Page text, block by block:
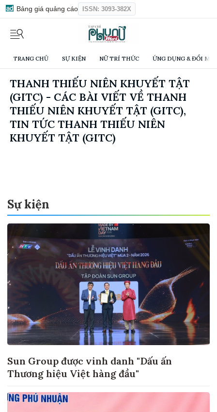
Bảng giá quảng cáo ISSN: 3093-382X
TRANG CHỦ SỰ KIỆN NỮ TRÍ THỨC ỨNG DỤNG & ĐỔI
THANH THIẾU NIÊN KHUYẾT TẬT
(GITC) - CÁC BÀI VIẾT VỀ THANH
THIẾU NIÊN KHUYẾT TẬT (GITC),
TIN TỨC THANH THIẾU NIÊN
KHUYẾT TẬT (GITC)
Sự kiện
Sun Group được vinh danh "Dấu ấn
Thương hiệu Việt hàng đầu"